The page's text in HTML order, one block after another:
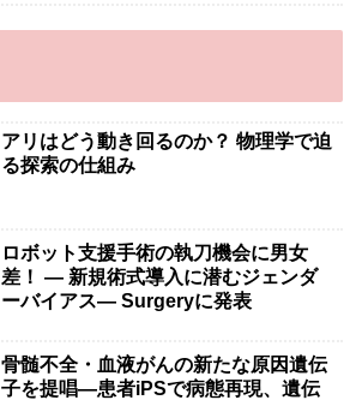
アリはどう動き回るのか？ 物理学で迫
る探索の仕組み
ロボット支援手術の執刀機会に男女
差！ — 新規術式導入に潜むジェンダ
ーバイアス— Surgeryに発表
骨髄不全・血液がんの新たな原因遺伝
子を提唱―患者iPSで病態再現、遺伝